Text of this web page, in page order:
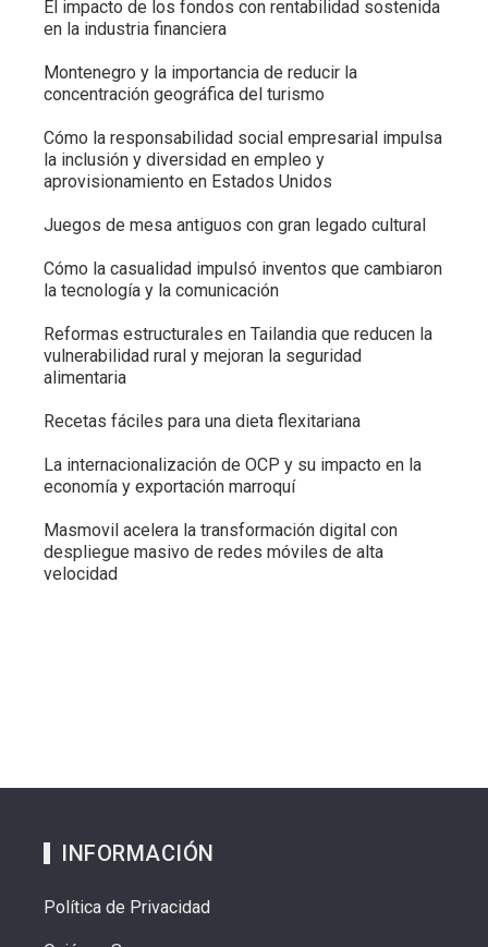
El impacto de los fondos con rentabilidad sostenida
en la industria financiera
Montenegro y la importancia de reducir la
concentración geográfica del turismo
Cómo la responsabilidad social empresarial impulsa
la inclusión y diversidad en empleo y
aprovisionamiento en Estados Unidos
Juegos de mesa antiguos con gran legado cultural
Cómo la casualidad impulsó inventos que cambiaron
la tecnología y la comunicación
Reformas estructurales en Tailandia que reducen la
vulnerabilidad rural y mejoran la seguridad
alimentaria
Recetas fáciles para una dieta flexitariana
La internacionalización de OCP y su impacto en la
economía y exportación marroquí
Masmovil acelera la transformación digital con
despliegue masivo de redes móviles de alta
velocidad
INFORMACIÓN
Política de Privacidad